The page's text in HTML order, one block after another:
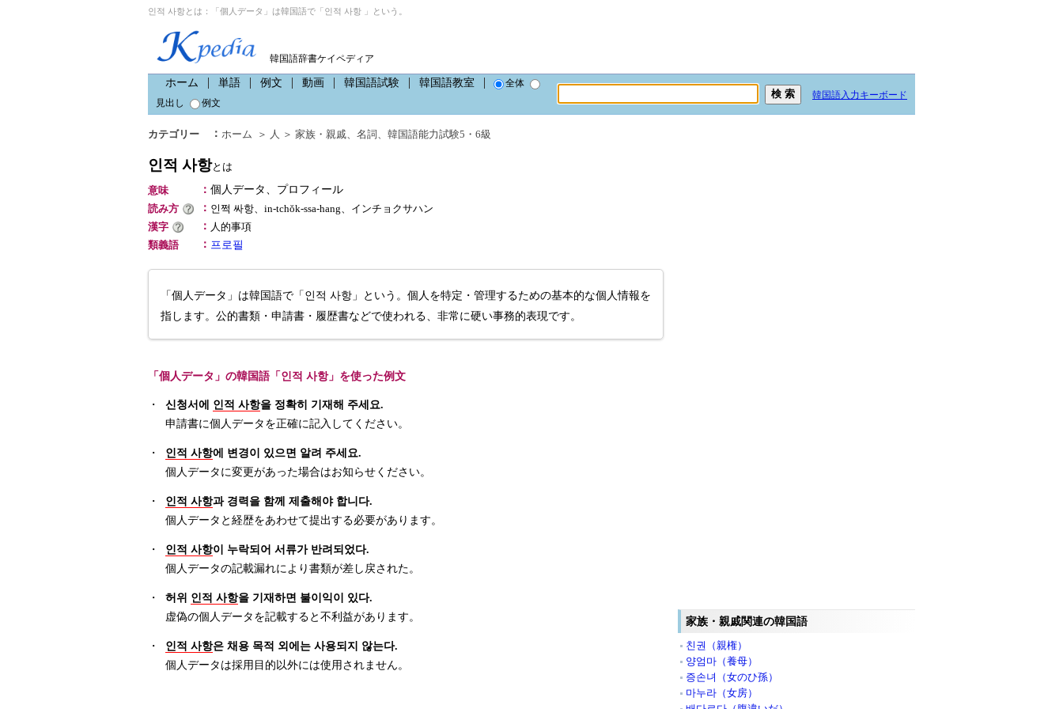
인적 사항とは：「個人データ」は韓国語で「인적 사항 」という。
韓国語辞書ケイペディア
ホーム 単語 例文 動画 韓国語試験 韓国語教室
全体
見出し
例文
韓国語入力キーボード
カテゴリー ： ホーム ＞ 人 ＞ 家族・親戚、 名詞 、 韓国語能力試験5・6級
인적 사항とは
意味
： 個人データ、プロフィール
読み方
： 인쩍 싸항、in-tchŏk-ssa-hang、インチョクサハン
漢字
： 人的事項
類義語
： 프로필
「個人データ」は韓国語で「인적 사항」という。個人を特定・管理するための基本的な個人情報を
指します。公的書類・申請書・履歴書などで使われる、非常に硬い事務的表現です。
「個人データ」の韓国語「인적 사항」を使った例文
・ 신청서에 인적 사항을 정확히 기재해 주세요.
申請書に個人データを正確に記入してください。
・ 인적 사항에 변경이 있으면 알려 주세요.
個人データに変更があった場合はお知らせください。
・ 인적 사항과 경력을 함께 제출해야 합니다.
個人データと経歴をあわせて提出する必要があります。
・ 인적 사항이 누락되어 서류가 반려되었다.
個人データの記載漏れにより書類が差し戻された。
・ 허위 인적 사항을 기재하면 불이익이 있다.
虚偽の個人データを記載すると不利益があります。
・ 인적 사항은 채용 목적 외에는 사용되지 않는다.
個人データは採用目的以外には使用されません。
家族・親戚関連の韓国語
친권（親権）
양엄마（養母）
증손녀（女のひ孫）
마누라（女房）